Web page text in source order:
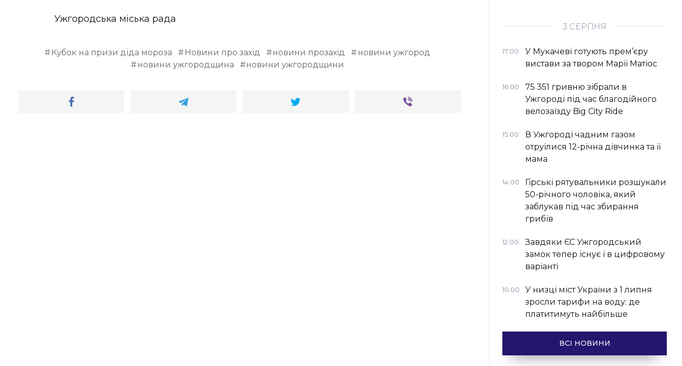
Ужгородська міська рада
Кубок на призи діда мороза Новини про захід новини прозахід
новини ужгород
новини ужгородщина
новини ужгородщини
3 СЕРПНЯ
17:00
У Мукачеві готують прем’єру
вистави за твором Марії Матіос
16:00
75 351 гривню зібрали в
Ужгороді під час благодійного
велозаїзду Big Сity Ride
15:00
В Ужгороді чадним газом
отруїлися 12-річна дівчинка та її
мама
14:00
Гірські рятувальники розшукали
50-річного чоловіка, який
заблукав під час збирання
грибів
12:00
Завдяки ЄС Ужгородський
замок тепер існує і в цифровому
варіанті
10:00
У низці міст України з 1 липня
зросли тарифи на воду: де
платитимуть найбільше
ВСІ НОВИНИ